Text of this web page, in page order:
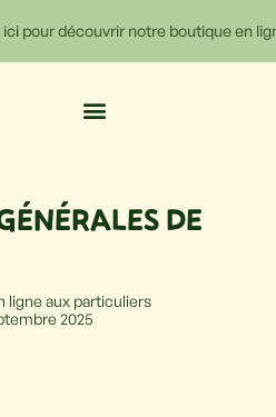
pour découvrir notre boutique en ligne
DE
ligne aux particuliers
2025